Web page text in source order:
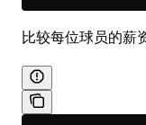
比较每位球员的薪